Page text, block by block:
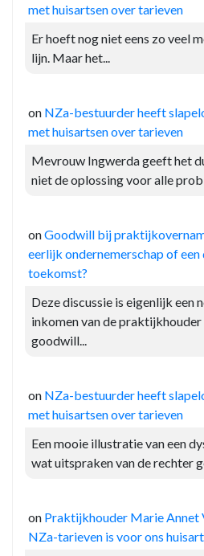
met huisartsen over tarieven
Er hoeft nog niet eens zo veel
lijn. Maar het...
on NZa-bestuurder heeft
met huisartsen over tarieven
Mevrouw Ingwerda geeft het
niet de oplossing voor alle
onGoodwill bij
eerlijk ondernemerschap of
toekomst?
Deze discussie is eigenlijk een
inkomen van de
goodwill...
on NZa-bestuurder heeft
met huisartsen over tarieven
Een mooie illustratie van een
wat uitspraken van de rechter
on Praktijkhouder Marie Annet
NZa-tarieven is voor ons